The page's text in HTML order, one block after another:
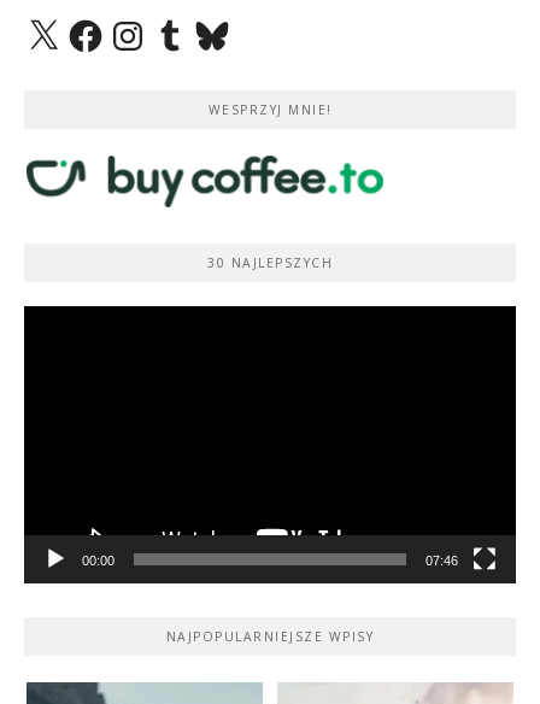
X FacebookInstagramTumblrBluesky
WESPRZYJ MNIE!
30 NAJLEPSZYCH
00:00 07:46
NAJPOPULARNIEJSZE WPISY